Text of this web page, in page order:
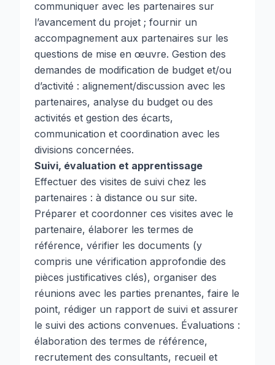
communiquer avec les partenaires sur
l’avancement du projet ; fournir un
accompagnement aux partenaires sur les
questions de mise en œuvre. Gestion des
demandes de modification de budget et/ou
d’activité : alignement/discussion avec les
partenaires, analyse du budget ou des
activités et gestion des écarts,
communication et coordination avec les
divisions concernées.
Suivi, évaluation et apprentissage
Effectuer des visites de suivi chez les
partenaires : à distance ou sur site.
Préparer et coordonner ces visites avec le
partenaire, élaborer les termes de
référence, vérifier les documents (y
compris une vérification approfondie des
pièces justificatives clés), organiser des
réunions avec les parties prenantes, faire le
point, rédiger un rapport de suivi et assurer
le suivi des actions convenues. Évaluations :
élaboration des termes de référence,
recrutement des consultants, recueil et